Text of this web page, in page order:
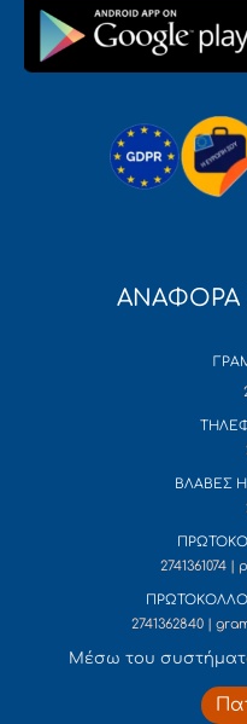
ΑΝΑΦΟΡΑ
ΒΛΑΒΕΣ
2741361074
ΠΡΩΤΟΚΟΛΛΟ
2741362840 |
Mέσω του